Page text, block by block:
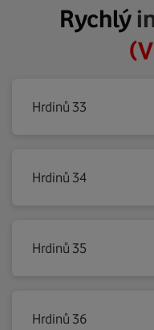
Rychlý
Hrdinů 33
Hrdinů 34
Hrdinů 35
Hrdinů 36